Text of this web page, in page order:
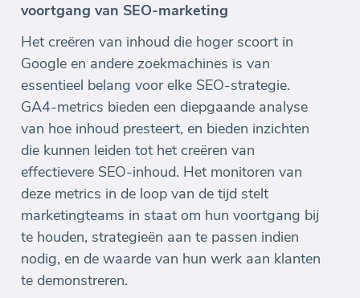
voortgang van SEO-marketing
Het creëren van inhoud die hoger scoort in
Google en andere zoekmachines is van
essentieel belang voor elke SEO-strategie.
GA4-metrics bieden een diepgaande analyse
van hoe inhoud presteert, en bieden inzichten
die kunnen leiden tot het creëren van
effectievere SEO-inhoud. Het monitoren van
deze metrics in de loop van de tijd stelt
marketingteams in staat om hun voortgang bij
te houden, strategieën aan te passen indien
nodig, en de waarde van hun werk aan klanten
te demonstreren.